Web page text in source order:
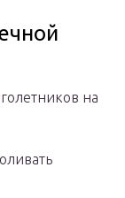
на